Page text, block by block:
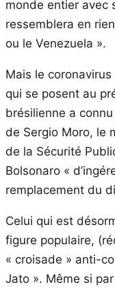
monde entier avec
ressemblera en
ou le Venezuela ».
Mais le coronavirus
qui se posent au
brésilienne a
de Sergio Moro, le
de la Sécurité
Bolsonaro «
remplacement du
Celui qui est
figure populaire,
« croisade » anti-
Jato ». Même si